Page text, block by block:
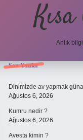
Anlık
Sidebar
Son Yazılar
Dinimizde av yapmak
Ağustos 6, 2026
Kumru nedir ?
Ağustos 6, 2026
Avesta kimin ?